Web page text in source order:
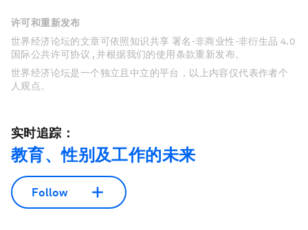
许可和重新发布
世界经济论坛的文章可依照知识共享 署名-非商业性-非衍生品 4.0
国际公共许可协议 , 并根据我们的使用条款重新发布。
世界经济论坛是一个独立且中立的平台，以上内容仅代表作者个
人观点。
实时追踪：
教育、性别及工作的未来
Follow